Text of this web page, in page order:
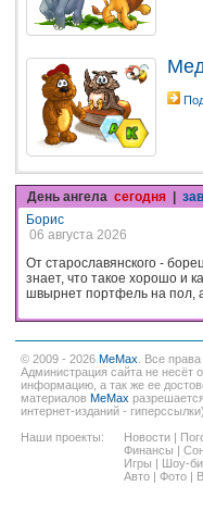
День ангела сегодня
Борис
06 августа 2026
От старославянского -
знает, что такое хорошо и
швырнет портфель на пол,
© 2009 - 2026 MeMax . Все
Администрация сайта не несёт
информацию, а так же ее
материалов MeMax
интернет-изданий -
Наши проекты:
Новости |
Финансы |
Игры | Шоу-
Авто | Фото |